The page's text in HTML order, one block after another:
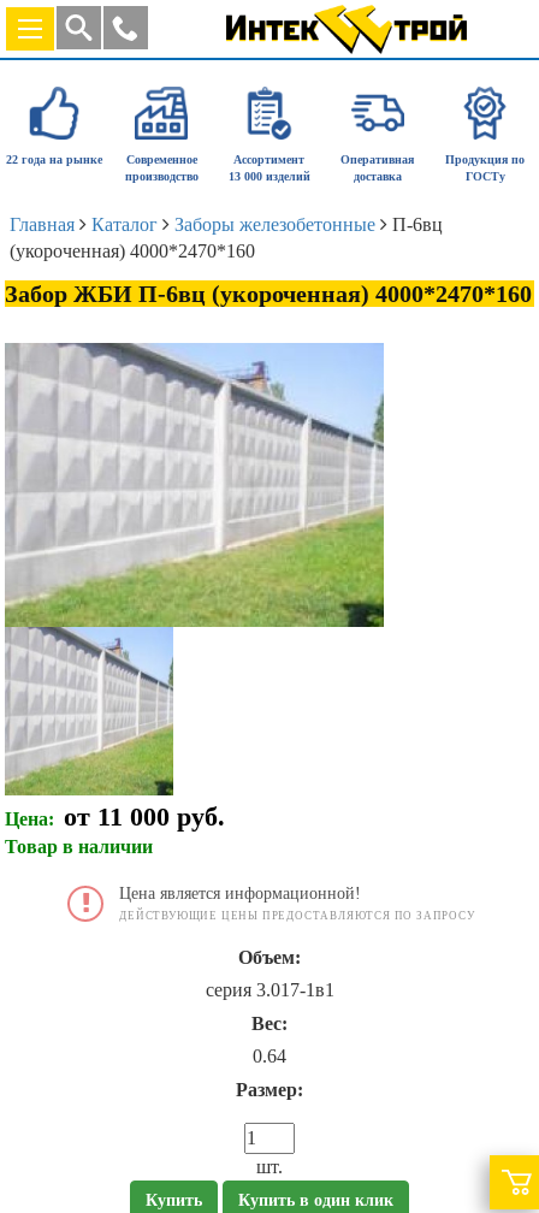
22 года на рынке
Современное
производство
Ассортимент
13 000 изделий
Оперативная
доставка
Продукция по
ГОСТу
Главная Каталог Заборы железобетонные
П-6вц
(укороченная) 4000*2470*160
Забор ЖБИ П-6вц (укороченная) 4000*2470*160
Цена: от 11 000 руб.
Товар в наличии
Цена является информационной!
ДЕЙСТВУЮЩИЕ ЦЕНЫ ПРЕДОСТАВЛЯЮТСЯ ПО ЗАПРОСУ
Объем:
серия 3.017-1в1
Вес:
0.64
Размер:
шт.
Купить Купить в один клик